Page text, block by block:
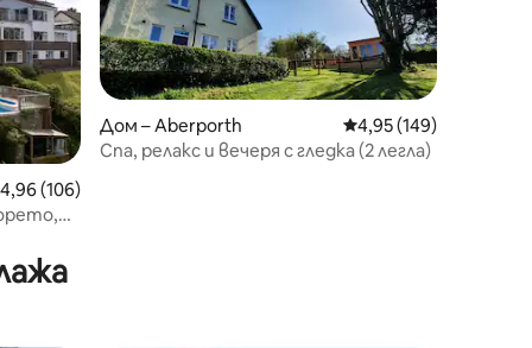
оценка: 4,96 от 5, 106 отзива
4,96 (106)
Дом – Aberporth Средна оценка: 4,95
4,95 (149)
Спа, релакс и вечеря с гледка (2 легла)